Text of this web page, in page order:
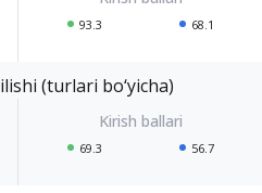
93.3 68.1
(turlari bo‘yicha)
69.3 56.7